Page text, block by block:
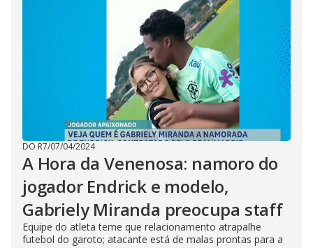
DO R7/07/04/2024
A Hora da Venenosa: namoro do
jogador Endrick e modelo,
Gabriely Miranda preocupa staff
Equipe do atleta teme que relacionamento atrapalhe
futebol do garoto; atacante está de malas prontas para a